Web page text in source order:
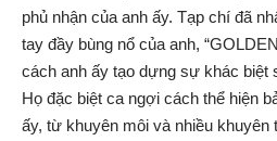
phủ nhận của anh ấy. Tạp chí đã
tay đầy bùng nổ của anh,
cách anh ấy tạo dựng sự khác biệt
Họ đặc biệt ca ngợi cách thể hiện
ấy, từ khuyên môi và nhiều khuyên